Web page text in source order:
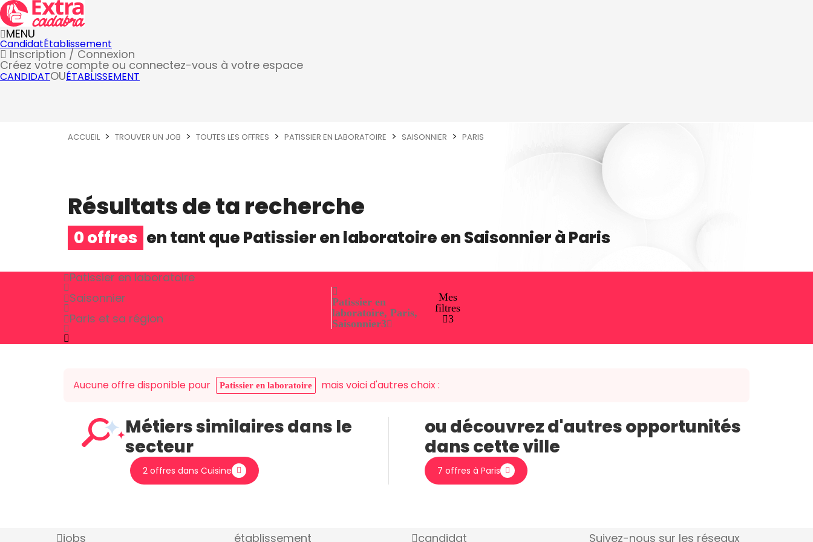
MENU
CandidatÉtablissement
Inscription / Connexion
Créez votre compte ou connectez-vous à votre espace
CANDIDATOUÉTABLISSEMENT
ACCUEIL TROUVER UN JOB TOUTES LES OFFRES PATISSIER EN LABORATOIRE SAISONNIER PARIS
Résultats de ta recherche
0 offres en tant quePatissier en laboratoireenSaisonnieràParis
Patissier en laboratoire
Saisonnier
Paris et sa région
Patissier en
laboratoire, Paris,
Saisonnier3
Mes
filtres
3
Aucune offre disponible pour Patissier en laboratoire mais voici d'autres choix :
Métiers similaires dans le
secteur
2 offres dans Cuisine
ou découvrez d'autres opportunités
dans cette ville
7 offres à Paris
jobs établissement candidat Suivez-nous sur les réseaux